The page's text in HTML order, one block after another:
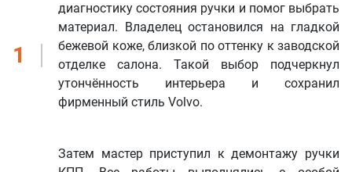
1
диагностику состояния ручки и помог выбрать
материал. Владелец остановился на гладкой
бежевой коже, близкой по оттенку к заводской
отделке салона. Такой выбор подчеркнул
утончённость интерьера и сохранил
фирменный стиль Volvo.
Затем мастер приступил к демонтажу ручки